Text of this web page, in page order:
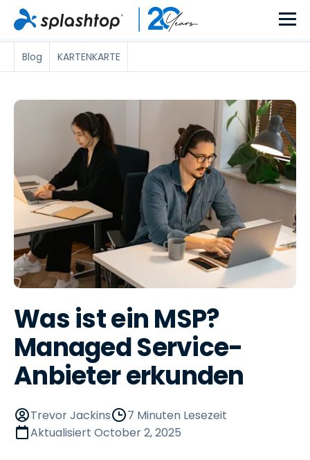
Blog KARTENKARTE
Was ist ein MSP?
Managed Service-
Anbieter erkunden
Trevor Jackins
7 Minuten Lesezeit
Aktualisiert October 2, 2025